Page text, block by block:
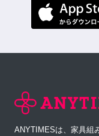
ANYTIMESは、家具組